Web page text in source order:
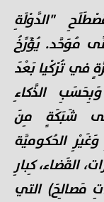
"الدَّوْلَةِ
مُوَحَّد. يُؤَرِّخُ
في تُرْكْيا بَعْدَ
الذَّكاءِ
شَبَكَةٍ مِنَ
الحُكوميَّة
القَضاء، كِبارِ
مَصالِحَ) التي